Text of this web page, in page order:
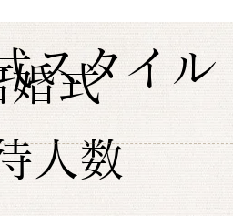
婚式
スタイル
人数